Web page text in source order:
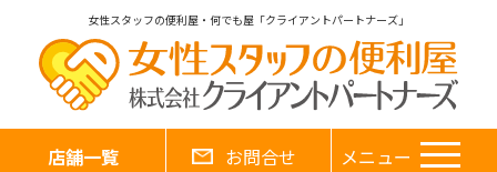
女性スタッフの便利屋・何でも屋「クライアントパートナーズ」
店舗一覧 お問合せ メニュー